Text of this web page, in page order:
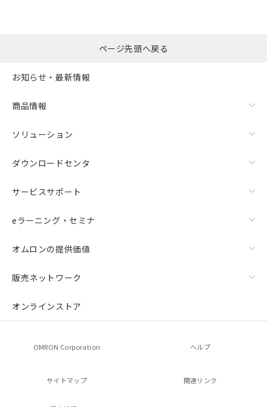
ページ先頭へ戻る
お知らせ・最新情報
商品情報
ソリューション
ダウンロードセンタ
サービスサポート
eラーニング・セミナ
オムロンの提供価値
販売ネットワーク
オンラインストア
OMRON Corporation ヘルプ
サイトマップ 関連リンク